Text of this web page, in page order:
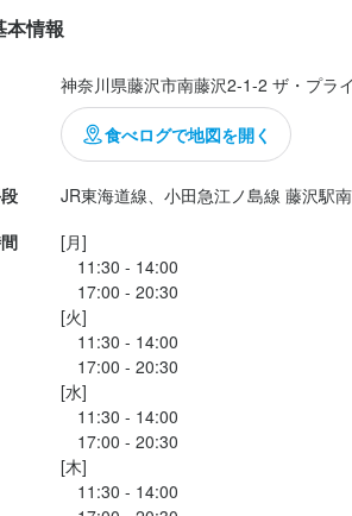
でお願いしました。
鮑の酒蒸し、ホタテのオイル漬け、生湯葉、
ヴァイル　リースリング　トロッケン　
トル4840円
ル海老のグリル
コインゲン
本情報
神奈川県藤沢市南藤沢2-1-2 ザ・プラ
食べログで地図を開く
JR東海道線、小田急江ノ島線 藤沢駅
[月]
11:30 - 14:00
17:00 - 20:30
[火]
11:30 - 14:00
17:00 - 20:30
[水]
11:30 - 14:00
17:00 - 20:30
[木]
11:30 - 14:00
正社員 調理師・調理スタッフ
バイト ホールスタッフ
正社員 調理師・調理スタッフ
正社員 調理師・調理スタッフ
バイト ホールスタッフ
正社員 調理師・調理スタッフ